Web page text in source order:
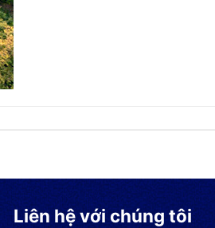
Liên hệ với chúng tôi